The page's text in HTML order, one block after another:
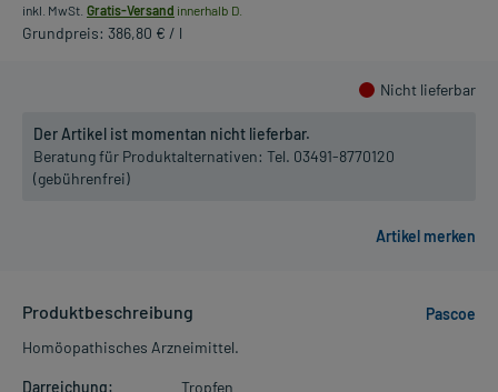
inkl. MwSt. Gratis-Versand innerhalb D.
Grundpreis: 386,80 € / l
Nicht lieferbar
Der Artikel ist momentan nicht lieferbar.
Beratung für Produktalternativen: Tel. 03491-8770120
(gebührenfrei)
Produktbeschreibung
Pascoe
Homöopathisches Arzneimittel.
Darreichung:
Tropfen